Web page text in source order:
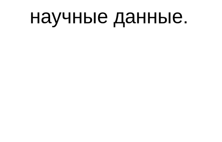
научные данные.